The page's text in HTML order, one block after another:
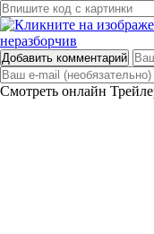
Добавить комментарий
Смотреть онлайн